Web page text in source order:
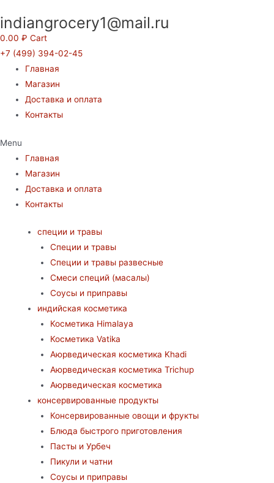
к
содержимому
indiangrocery1@mail.ru
0.00 ₽ Cart
+7 (499) 394-02-45
Главная
Магазин
Доставка и оплата
Контакты
Menu
Главная
Магазин
Доставка и оплата
Контакты
специи и травы
Специи и травы
Специи и травы развесные
Смеси специй (масалы)
Соусы и приправы
индийская косметика
Косметика Himalaya
Косметика Vatika
Аюрведическая коcметика Khadi
Аюрведическая коcметика Trichup
Аюрведическая косметика
консервированные продукты
Консервированные овощи и фрукты
Блюда быстрого приготовления
Пасты и Урбеч
Пикули и чатни
Соусы и приправы